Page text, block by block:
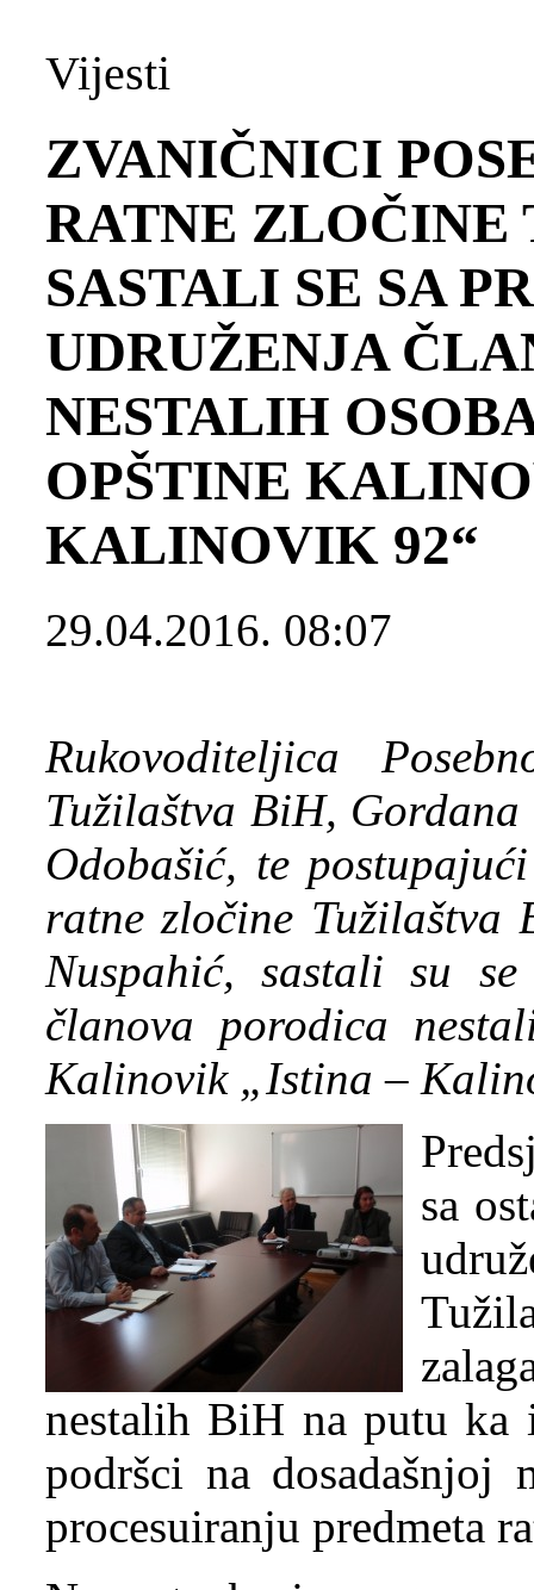
Vijesti
ZVANIČNICI
RATNE ZLOČINE
SASTALI SE SA
UDRUŽENJA
NESTALIH
OPŠTINE
KALINOVIK 92“
29.04.2016. 08:07
Rukovoditeljica
Tužilaštva BiH,
Odobašić, te
ratne zločine Tužilaštva
Nuspahić, sastali su
članova porodica
Kalinovik „Istina –
sa
nestalih BiH na putu
podršci na dosadašnjoj
procesuiranju predmeta